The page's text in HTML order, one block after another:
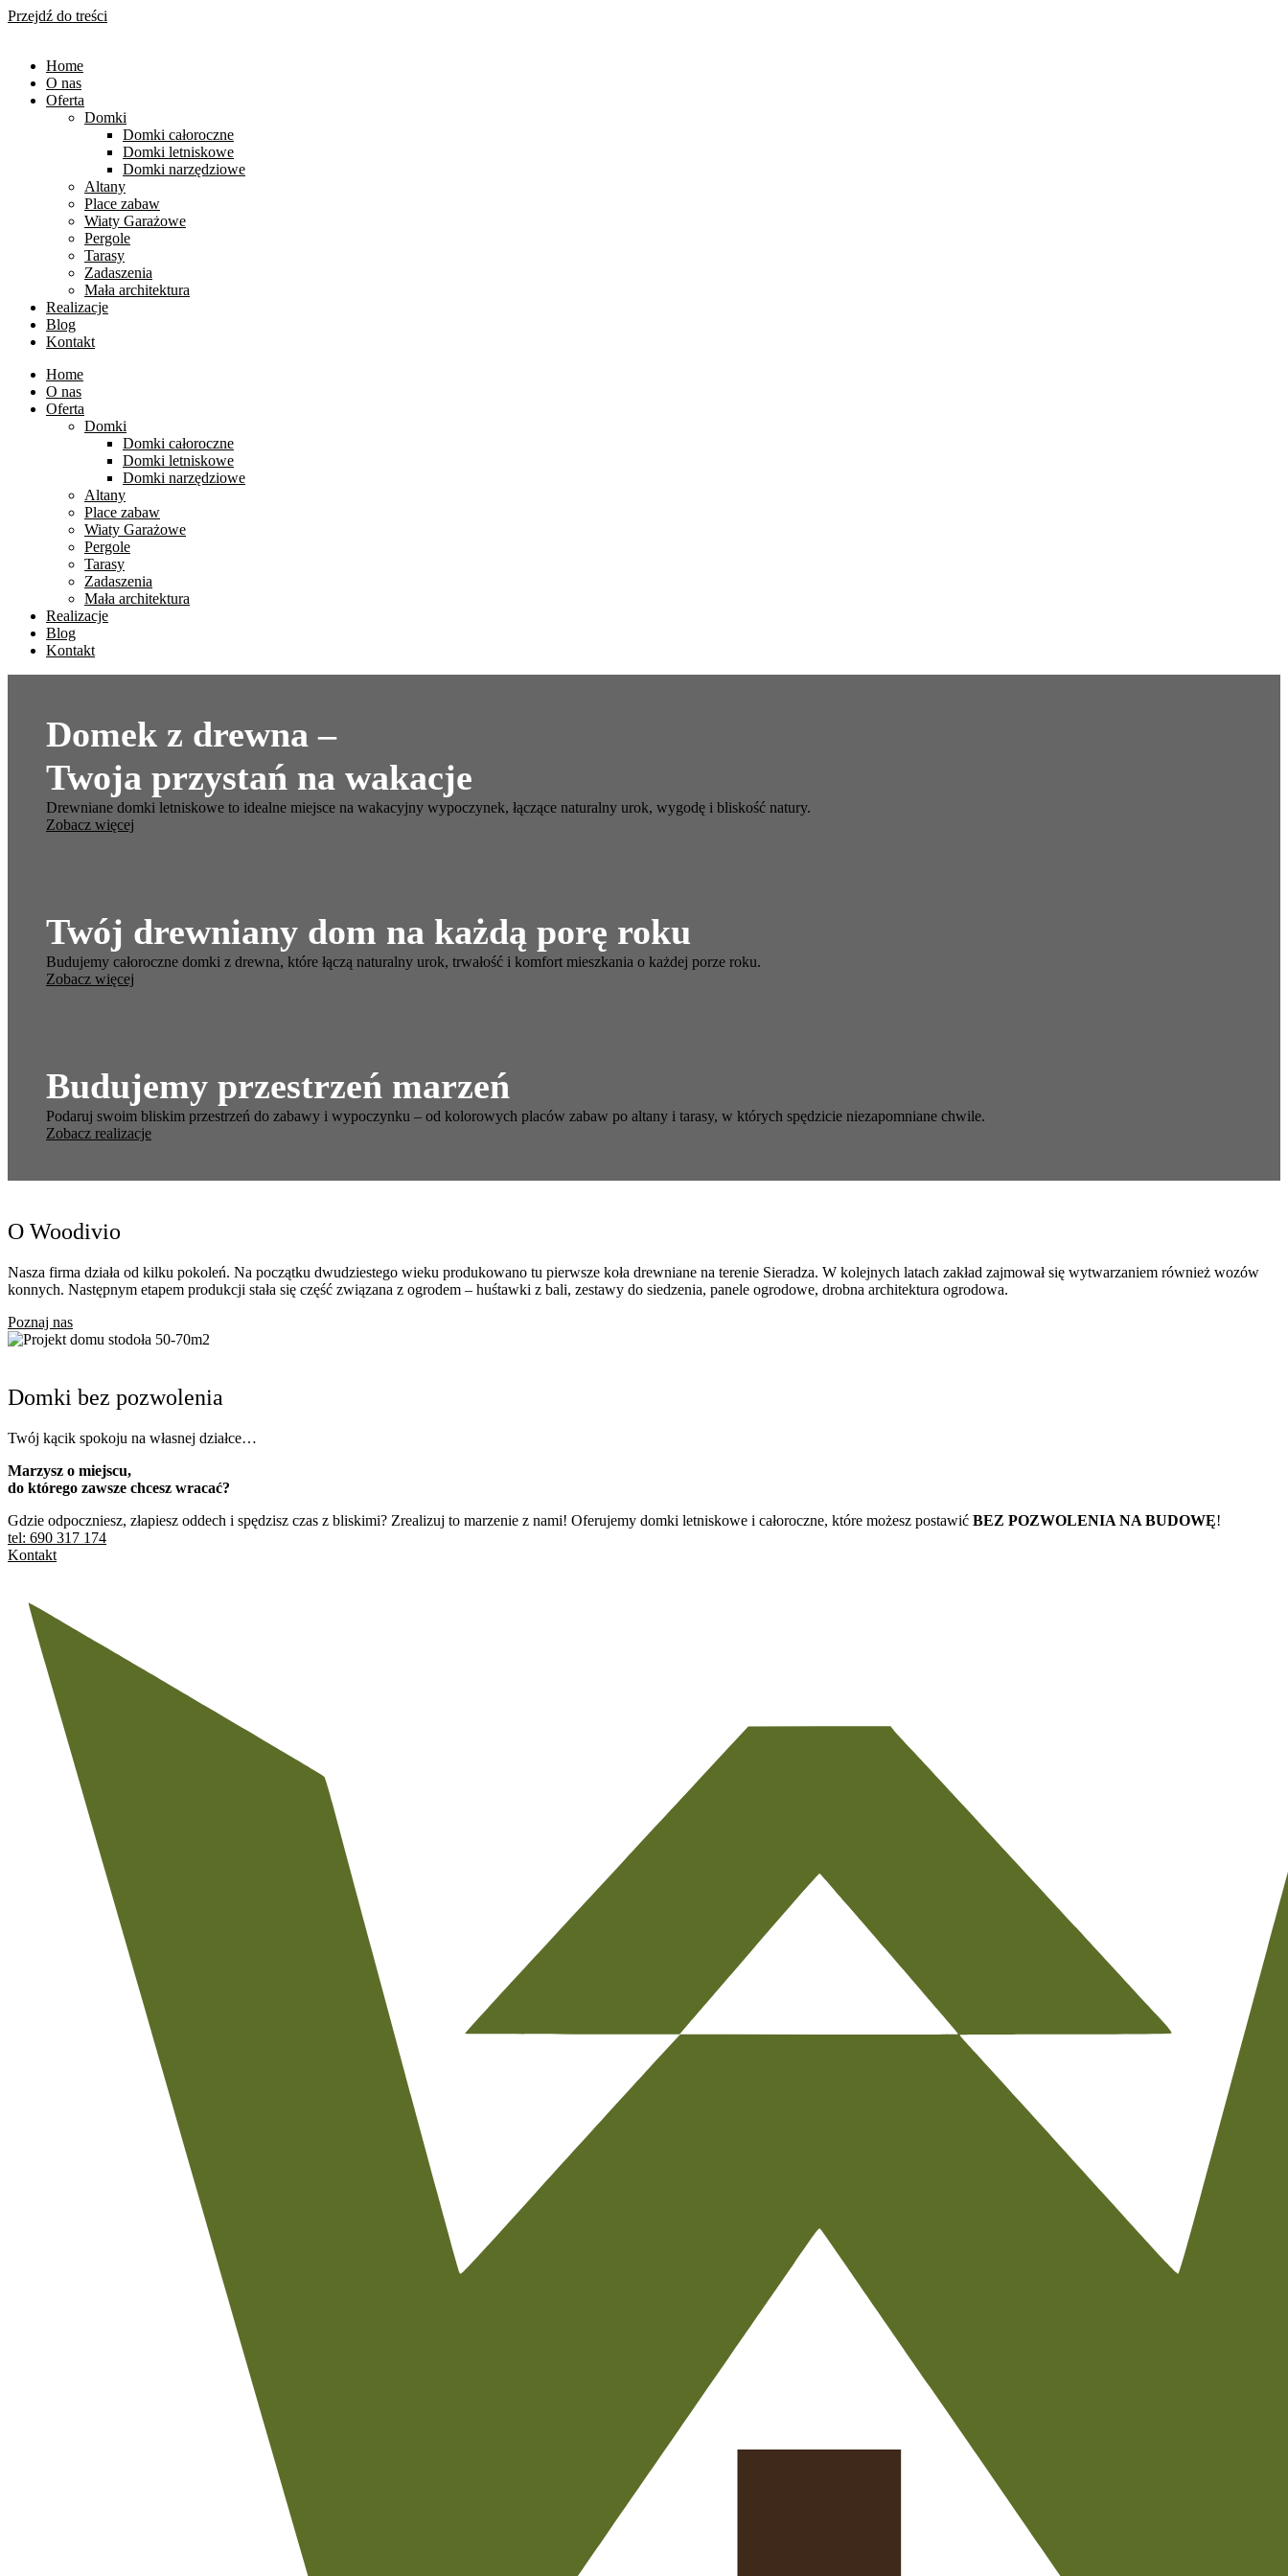
Przejdź do treści
Home
O nas
Oferta
Domki
Domki całoroczne
Domki letniskowe
Domki narzędziowe
Altany
Place zabaw
Wiaty Garażowe
Pergole
Tarasy
Zadaszenia
Mała architektura
Realizacje
Blog
Kontakt
Home
O nas
Oferta
Domki
Domki całoroczne
Domki letniskowe
Domki narzędziowe
Altany
Place zabaw
Wiaty Garażowe
Pergole
Tarasy
Zadaszenia
Mała architektura
Realizacje
Blog
Kontakt
Domek z drewna –
Twoja przystań na wakacje
Drewniane domki letniskowe to idealne miejsce na wakacyjny wypoczynek, łączące naturalny urok, wygodę i bliskość natury.
Zobacz więcej
Twój drewniany dom na każdą porę roku
Budujemy całoroczne domki z drewna, które łączą naturalny urok, trwałość i komfort mieszkania o każdej porze roku.
Zobacz więcej
Budujemy przestrzeń marzeń
Podaruj swoim bliskim przestrzeń do zabawy i wypoczynku – od kolorowych placów zabaw po altany i tarasy, w których spędzicie niezapomniane chwile.
Zobacz realizacje
O Woodivio
Nasza firma działa od kilku pokoleń. Na początku dwudziestego wieku produkowano tu pierwsze koła drewniane na terenie Sieradza. W kolejnych latach zakład zajmował się wytwarzaniem również wozów
konnych. Następnym etapem produkcji stała się część związana z ogrodem – huśtawki z bali, zestawy do siedzenia, panele ogrodowe, drobna architektura ogrodowa.
Poznaj nas
Domki bez pozwolenia
Twój kącik spokoju na własnej działce…
Marzysz o miejscu,
do którego zawsze chcesz wracać?
Gdzie odpoczniesz, złapiesz oddech i spędzisz czas z bliskimi? Zrealizuj to marzenie z nami! Oferujemy domki letniskowe i całoroczne, które możesz postawić BEZ POZWOLENIA NA BUDOWĘ!
tel: 690 317 174
Kontakt